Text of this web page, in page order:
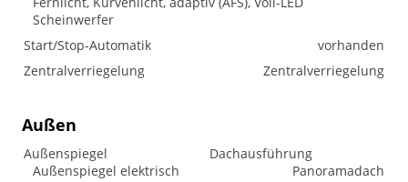
Scheinwerfer
Start/Stop-Automatik
vorhanden
Zentralverriegelung
Zentralverriegelung
Außen
Außenspiegel
Außenspiegel elektrisch
Dachausführung
Panoramadach